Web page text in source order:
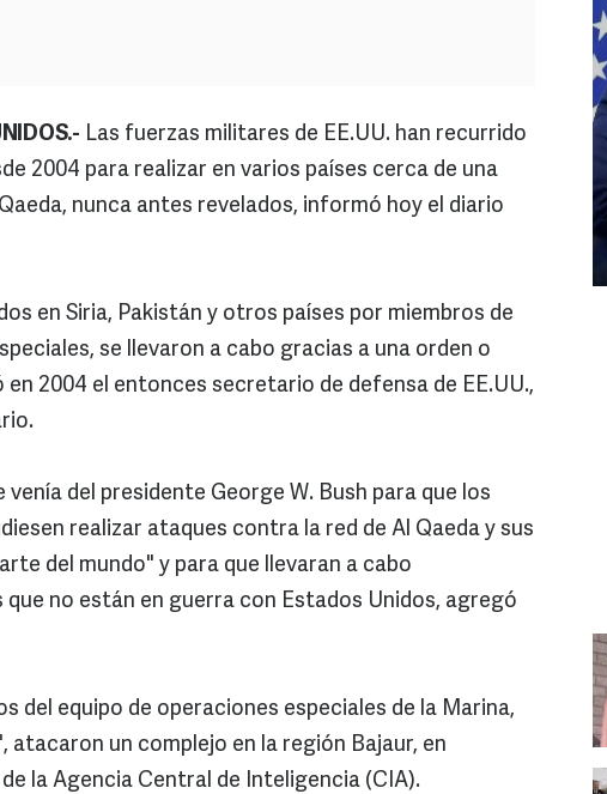
Las fuerzas militares de EE.UU. han recurrido
2004 para realizar en varios países cerca de una
nunca antes revelados, informó hoy el diario
en Siria, Pakistán y otros países por miembros de
se llevaron a cabo gracias a una orden o
2004 el entonces secretario de defensa de EE.UU.,
del presidente George W. Bush para que los
realizar ataques contra la red de Al Qaeda y sus
del mundo" y para que llevaran a cabo
no están en guerra con Estados Unidos, agregó
del equipo de operaciones especiales de la Marina,
atacaron un complejo en la región Bajaur, en
la Agencia Central de Inteligencia (CIA).